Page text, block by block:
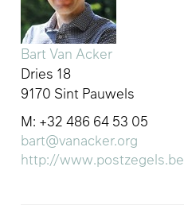
Bart Van Acker
Dries 18
9170 Sint Pauwels
M: +32 486 64 53 05
bart@vanacker.org
http://www.postzegels.be